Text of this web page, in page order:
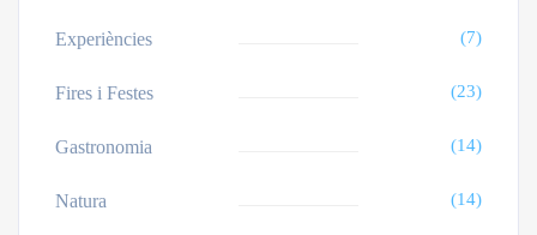
Experiències (7)
Fires i Festes (23)
Gastronomia (14)
Natura (14)